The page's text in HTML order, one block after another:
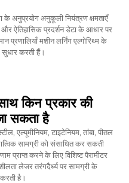
के अनुप्रयोग अनुकूली नियंत्रण क्षमताएँ
ऐतिहासिक प्रदर्शन डेटा के आधार पर
प्रणालियाँ मशीन लर्निंग एल्गोरिथ्म के
सुधार करती हैं।
किन प्रकार की
सकता है
एल्यूमीनियम, टाइटेनियम, तांबा, पीतल
सामग्री को संसाधित कर सकती
प्राप्त करने के लिए विशिष्ट पैरामीटर
लेजर तरंगदैर्ध्य पर सामग्री के
है।